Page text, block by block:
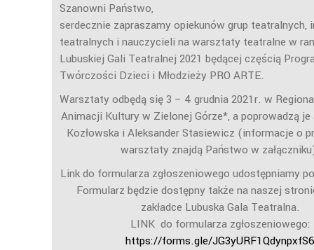
Szanowni Państwo,
serdecznie zapraszamy opiekunów grup teatralnych,
teatralnych i nauczycieli na warsztaty teatralne w
Lubuskiej Gali Teatralnej 2021 będącej częścią
Twórczości Dzieci i Młodzieży PRO ARTE.
Warsztaty odbędą się 3 – 4 grudnia 2021r. w
Animacji Kultury w Zielonej Górze*, a poprowadzą
Kozłowska i Aleksander Stasiewicz (informacje o
warsztaty znajdą Państwo w
Link do formularza zgłoszeniowego udostępniamy
Formularz będzie dostępny także na naszej
zakładce Lubuska Gala Teatralna.
LINK do formularza zgłoszeniowego:
https://forms.gle/JG3yURF1QdynpxfS6